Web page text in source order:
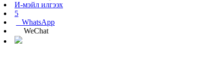
И-мэйл илгээх
5
WhatsApp
WeChat